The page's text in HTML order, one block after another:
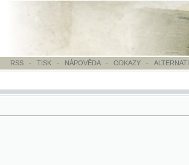
-NÁPOVĚDA - ODKAZY - ALTERNATIVNÍ VYHLEDÁVÁNÍ-